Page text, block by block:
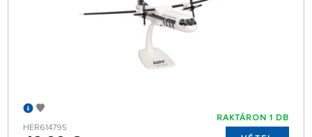
HER614795
RAKTÁRON 1 DB